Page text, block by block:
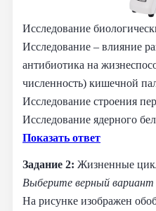
Исследование
Исследование – влияние
антибиотика на
численность) кишечной
Исследование строения
Исследование ядерного
Показать ответ
Задание 2: Жизненные
Выберите верный
На рисунке изображен